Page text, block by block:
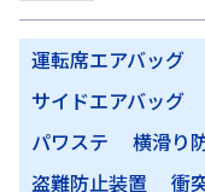
運転席エアバッグ
サイドエアバッグ
パワステ
横滑り
盗難防止装置
衝